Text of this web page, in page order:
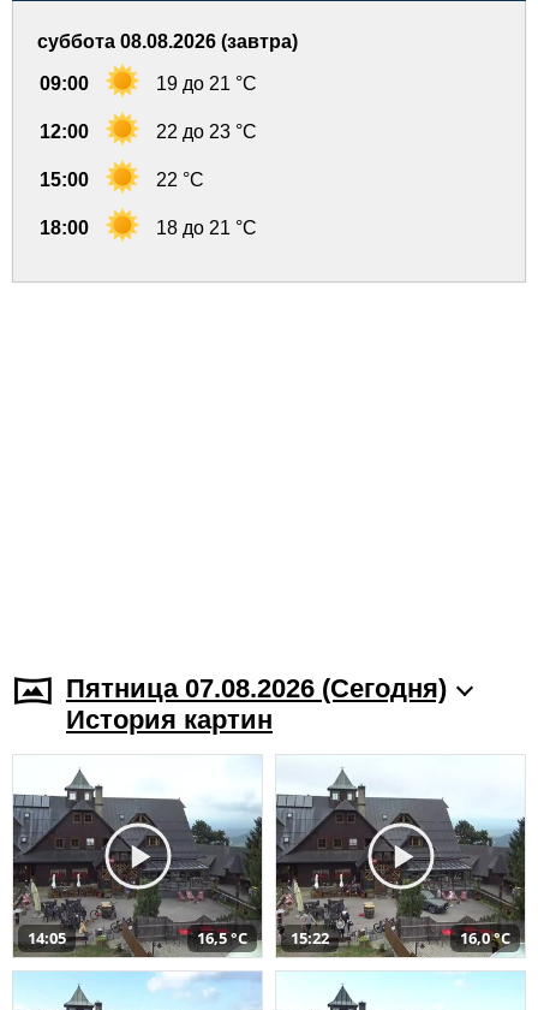
суббота 08.08.2026 (завтра)
09:00 19 до 21 °C
12:00 22 до 23 °C
15:00 22 °C
18:00 18 до 21 °C
Пятница 07.08.2026 (Cегодня)
История картин
14:05 16,5 °C 15:22 16,0 °C